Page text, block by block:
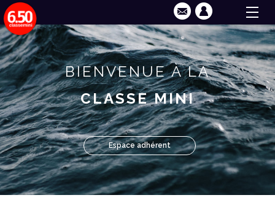
BIENVENUE À LA
CLASSE MINI
Espace adhérent